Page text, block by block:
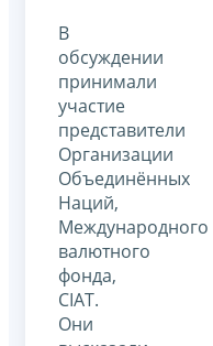
В
обсуждении
принимали
участие
представители
Организации
Объединённых
Наций,
Международного
валютного
фонда,
CIAT.
Они